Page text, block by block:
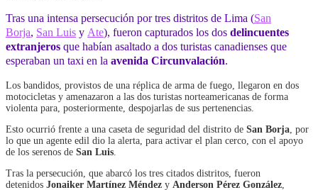
Tras una intensa persecución por tres distritos de Lima (San
Borja, San Luis y Ate), fueron capturados los dos delincuentes
extranjeros que habían asaltado a dos turistas canadienses que
esperaban un taxi en la avenida Circunvalación.
Los bandidos, provistos de una réplica de arma de fuego, llegaron en dos
motocicletas y amenazaron a las dos turistas norteamericanas de forma
violenta para, posteriormente, despojarlas de sus pertenencias.
Esto ocurrió frente a una caseta de seguridad del distrito de San Borja , por
lo que un agente edil dio la alerta, para activar el plan cerco, con el apoyo
de los serenos de San Luis
Tras la persecución, que abarcó los tres citados distritos, fueron
detenidos Jonaiker Martínez Méndez y Anderson Pérez González